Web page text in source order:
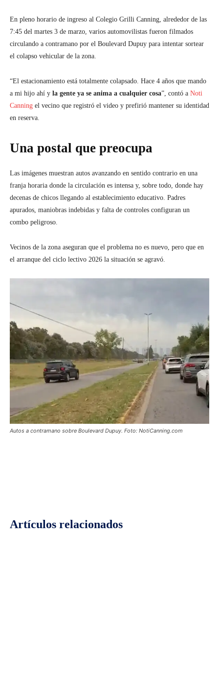
En pleno horario de ingreso al Colegio Grilli Canning, alrededor de las
7:45 del martes 3 de marzo, varios automovilistas fueron filmados
circulando a contramano por el Boulevard Dupuy para intentar sortear
el colapso vehicular de la zona.
“El estacionamiento está totalmente colapsado. Hace 4 años que mando
a mi hijo ahí y la gente ya se anima a cualquier cosa”, contó a Noti
Canning el vecino que registró el video y prefirió mantener su identidad
en reserva.
Una postal que preocupa
Las imágenes muestran autos avanzando en sentido contrario en una
franja horaria donde la circulación es intensa y, sobre todo, donde hay
decenas de chicos llegando al establecimiento educativo. Padres
apurados, maniobras indebidas y falta de controles configuran un
combo peligroso.
Vecinos de la zona aseguran que el problema no es nuevo, pero que en
el arranque del ciclo lectivo 2026 la situación se agravó.
Autos a contramano sobre Boulevard Dupuy. Foto: NotiCanning.com
Artículos relacionados